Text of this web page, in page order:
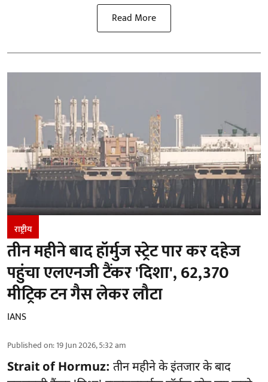
Read More
राष्ट्रीय
तीन महीने बाद हॉर्मुज स्ट्रेट पार कर दहेज
पहुंचा एलएनजी टैंकर 'दिशा', 62,370
मीट्रिक टन गैस लेकर लौटा
IANS
Published on:19 Jun 2026, 5:32 am
Strait of Hormuz: तीन महीने के इंतजार के बाद